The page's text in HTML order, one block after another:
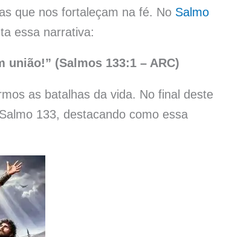
que nos fortaleçam na fé. No Salmo
essa narrativa:
(Salmos 133:1 – ARC)
as batalhas da vida. No final deste
133, destacando como essa